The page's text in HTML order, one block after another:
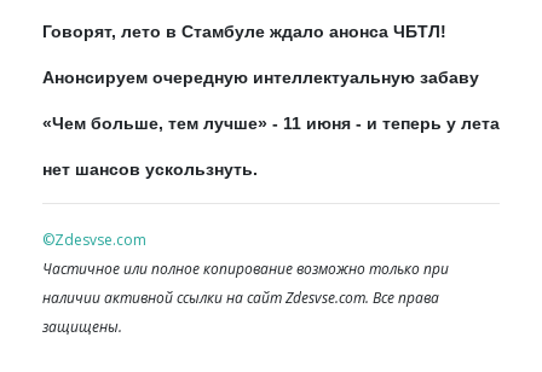
Говорят, лето в Стамбуле ждало анонса ЧБТЛ!
Анонсируем очередную интеллектуальную забаву
«Чем больше, тем лучше» - 11 июня - и теперь у лета
нет шансов ускользнуть.
©Zdesvse.com
Частичное или полное копирование возможно только при
наличии активной ссылки на сайт Zdesvse.com. Все права
защищены.